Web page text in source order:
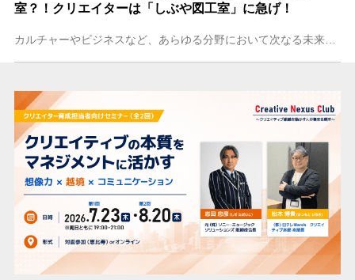
室？！クリエイターは「しぶや図工室」に急げ！
カルチャーやビジネスなど、あらゆる分野において次なる未来像を発信し続ける街・渋谷に新しいクリエイティブスポットが誕生しました。その名も「しぶや図工室」。家庭用も